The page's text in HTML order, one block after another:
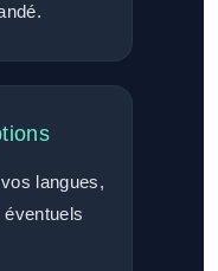
langues,